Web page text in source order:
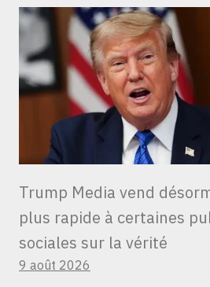
Trump Media vend
plus rapide à certaines
sociales sur la vérité
9 août 2026